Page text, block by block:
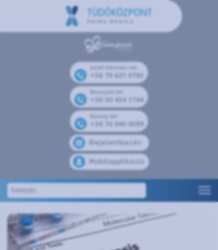
Széll Kálmán tér
+36 70 621 0783
Bosnyák tér
+36 30 434 1744
Kolosy tér
+36 70 940 0099
Bejelentkezés
Mobilapplikáció